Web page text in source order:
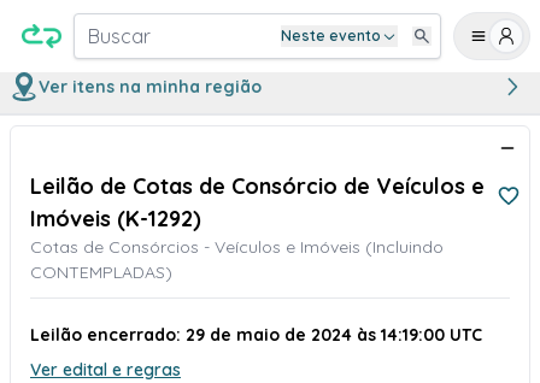
Buscar Neste evento
Ver itens na minha região
Leilão de Cotas de Consórcio de Veículos e
Imóveis (K-1292)
Cotas de Consórcios - Veículos e Imóveis (Incluindo
CONTEMPLADAS)
Leilão encerrado: 29 de maio de 2024 às 14:19:00 UTC
Ver edital e regras